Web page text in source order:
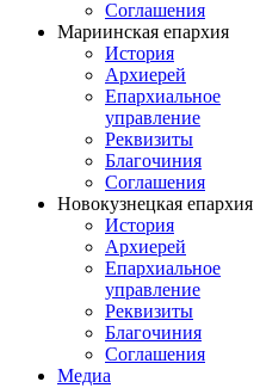
Соглашения
Мариинская епархия
История
Архиерей
Епархиальное
управление
Реквизиты
Благочиния
Соглашения
Новокузнецкая епархия
История
Архиерей
Епархиальное
управление
Реквизиты
Благочиния
Соглашения
Медиа